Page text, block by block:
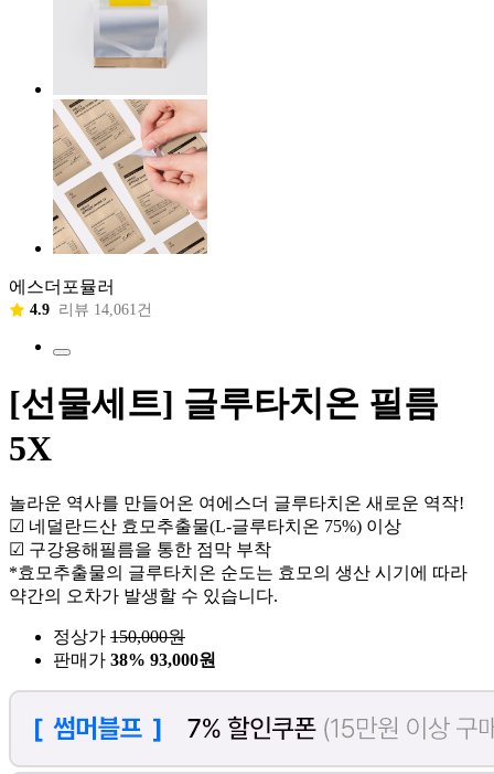
에스더포뮬러
4.9 리뷰 14,061건
[선물세트] 글루타치온 필름
5X
놀라운 역사를 만들어온 여에스더 글루타치온 새로운 역작!
☑ 네덜란드산 효모추출물(L-글루타치온 75%) 이상
☑ 구강용해필름을 통한 점막 부착
*효모추출물의 글루타치온 순도는 효모의 생산 시기에 따라
약간의 오차가 발생할 수 있습니다.
정상가 150,000원
판매가 38% 93,000원